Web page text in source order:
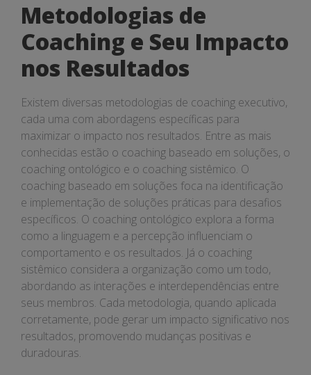
Metodologias de
Coaching e Seu Impacto
nos Resultados
Existem diversas metodologias de coaching executivo,
cada uma com abordagens específicas para
maximizar o impacto nos resultados. Entre as mais
conhecidas estão o coaching baseado em soluções, o
coaching ontológico e o coaching sistêmico. O
coaching baseado em soluções foca na identificação
e implementação de soluções práticas para desafios
específicos. O coaching ontológico explora a forma
como a linguagem e a percepção influenciam o
comportamento e os resultados. Já o coaching
sistêmico considera a organização como um todo,
abordando as interações e interdependências entre
seus membros. Cada metodologia, quando aplicada
corretamente, pode gerar um impacto significativo nos
resultados, promovendo mudanças positivas e
duradouras.